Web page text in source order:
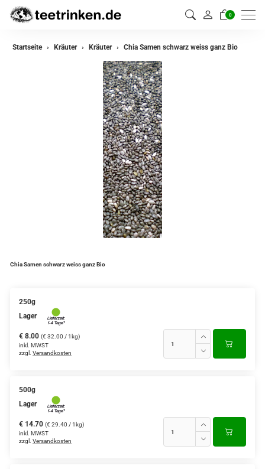
0
zurück
Startseite Kräuter Kräuter Chia Samen schwarz weiss ganz Bio
Chia Samen schwarz weiss ganz Bio
250g
Lager
€ 8.00 (€ 32.00 / 1kg)
inkl. MWST
zzgl. Versandkosten
500g
Lager
€ 14.70 (€ 29.40 / 1kg)
inkl. MWST
zzgl. Versandkosten